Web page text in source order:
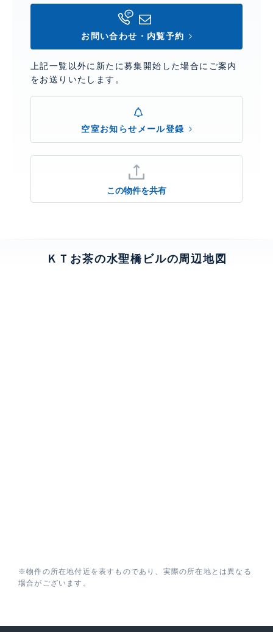
お問い合わせ・内覧予約
上記一覧以外に新たに募集開始した場合にご案内
をお送りいたします。
空室お知らせメール登録
この物件を共有
ＫＴお茶の水聖橋ビルの周辺地図
※物件の所在地付近を表すものであり、実際の所在地とは異なる
場合がございます。